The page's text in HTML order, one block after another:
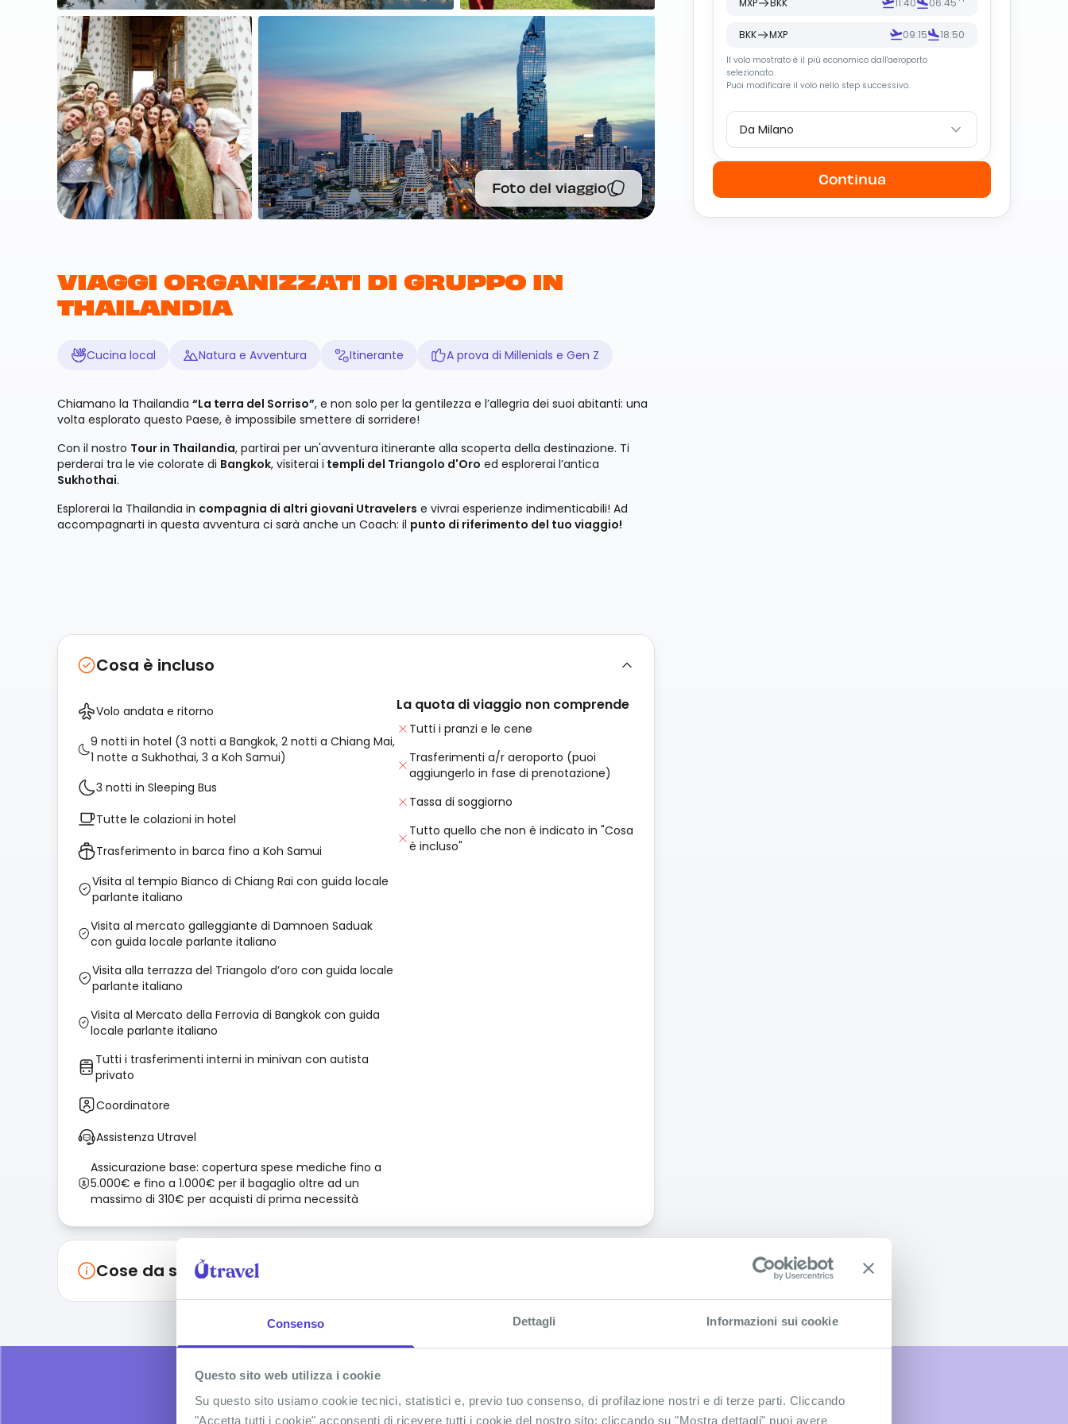
Consenso Dettagli Informazioni sui cookie
Questo sito web utilizza i cookie
Su questo sito usiamo cookie tecnici, statistici e, previo tuo consenso, di profilazione nostri e di terze parti. Cliccando
"Accetta tutti i cookie" acconsenti di ricevere tutti i cookie del nostro sito; cliccando su "Mostra dettagli" puoi avere
Foto del viaggio
VIAGGI ORGANIZZATI DI GRUPPO IN
THAILANDIA
Cucina local Natura e Avventura Itinerante A prova di Millenials e Gen Z
Chiamano la Thailandia “La terra del Sorriso”, e non solo per la gentilezza e l’allegria dei suoi abitanti: una
volta esplorato questo Paese, è impossibile smettere di sorridere!
Con il nostro Tour in Thailandia, partirai per un'avventura itinerante alla scoperta della destinazione. Ti
perderai tra le vie colorate di Bangkok, visiterai i templi del Triangolo d'Oro ed esplorerai l’antica
Sukhothai.
Esplorerai la Thailandia in compagnia di altri giovani Utravelers e vivrai esperienze indimenticabili! Ad
accompagnarti in questa avventura ci sarà anche un Coach: il punto di riferimento del tuo viaggio!
Cosa è incluso
Volo andata e ritorno
9 notti in hotel (3 notti a Bangkok, 2 notti a Chiang Mai,
1 notte a Sukhothai, 3 a Koh Samui)
3 notti in Sleeping Bus
Tutte le colazioni in hotel
Trasferimento in barca fino a Koh Samui
Visita al tempio Bianco di Chiang Rai con guida locale
parlante italiano
Visita al mercato galleggiante di Damnoen Saduak
con guida locale parlante italiano
Visita alla terrazza del Triangolo d’oro con guida locale
parlante italiano
Visita al Mercato della Ferrovia di Bangkok con guida
locale parlante italiano
Tutti i trasferimenti interni in minivan con autista
privato
Coordinatore
Assistenza Utravel
Assicurazione base: copertura spese mediche fino a
5.000€ e fino a 1.000€ per il bagaglio oltre ad un
massimo di 310€ per acquisti di prima necessità
La quota di viaggio non comprende
Tutti i pranzi e le cene
Trasferimenti a/r aeroporto (puoi
aggiungerlo in fase di prenotazione)
Tassa di soggiorno
Tutto quello che non è indicato in "Cosa
è incluso"
Cose da sapere
MXP BKK 11:40 06:45
BKK MXP 09:15 18:50
Il volo mostrato è il più economico dall'aeroporto
selezionato.
Puoi modificare il volo nello step successivo.
Da Milano
Continua